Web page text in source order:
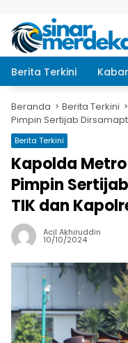
Berita Terkini
Beranda Berita Terkini
Pimpin Sertijab
Berita Terkini
Kapolda
Pimpin
TIK dan
Acil Akhiruddin
10/10/2024